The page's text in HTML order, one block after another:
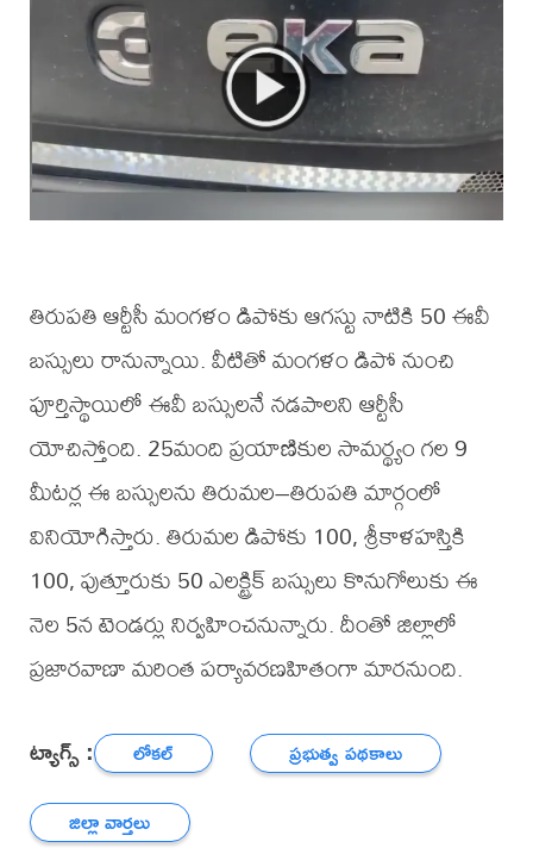
తిరుపతి ఆర్టీసీ మంగళం డిపోకు ఆగస్టు నాటికి 50 ఈవీ
బస్సులు రానున్నాయి. వీటితో మంగళం డిపో నుంచి
పూర్తిస్థాయిలో ఈవీ బస్సులనే నడపాలని ఆర్టీసీ
యోచిస్తోంది. 25మంది ప్రయాణికుల సామర్థ్యం గల 9
మీటర్ల ఈ బస్సులను తిరుమల–తిరుపతి మార్గంలో
వినియోగిస్తారు. తిరుమల డిపోకు 100, శ్రీకాళహస్తికి
100, పుత్తూరుకు 50 ఎలక్ట్రిక్ బస్సులు కొనుగోలుకు ఈ
నెల 5న టెండర్లు నిర్వహించనున్నారు. దీంతో జిల్లాలో
ప్రజారవాణా మరింత పర్యావరణహితంగా మారనుంది.
ట్యాగ్స్ : లోకల్
ప్రభుత్వ పథకాలు
జిల్లా వార్తలు